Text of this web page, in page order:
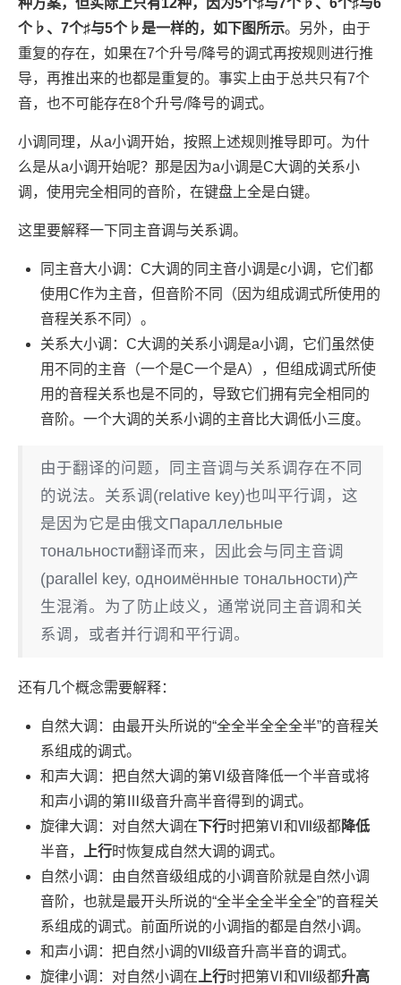
种方案，但实际上只有12种，因为5个♯与7个♭、6个♯与6
个♭、7个♯与5个♭是一样的，如下图所示。另外，由于
重复的存在，如果在7个升号/降号的调式再按规则进行推
导，再推出来的也都是重复的。事实上由于总共只有7个
音，也不可能存在8个升号/降号的调式。
小调同理，从a小调开始，按照上述规则推导即可。为什
么是从a小调开始呢？那是因为a小调是C大调的关系小
调，使用完全相同的音阶，在键盘上全是白键。
这里要解释一下同主音调与关系调。
同主音大小调：C大调的同主音小调是c小调，它们都
使用C作为主音，但音阶不同（因为组成调式所使用的
音程关系不同）。
关系大小调：C大调的关系小调是a小调，它们虽然使
用不同的主音（一个是C一个是A），但组成调式所使
用的音程关系也是不同的，导致它们拥有完全相同的
音阶。一个大调的关系小调的主音比大调低小三度。
由于翻译的问题，同主音调与关系调存在不同
的说法。关系调(relative key)也叫平行调，这
是因为它是由俄文Параллельные
тональности翻译而来，因此会与同主音调
(parallel key, одноимённые тональности)产
生混淆。为了防止歧义，通常说同主音调和关
系调，或者并行调和平行调。
还有几个概念需要解释：
自然大调：由最开头所说的“全全半全全全半”的音程关
系组成的调式。
和声大调：把自然大调的第Ⅵ级音降低一个半音或将
和声小调的第Ⅲ级音升高半音得到的调式。
旋律大调：对自然大调在下行时把第Ⅵ和Ⅶ级都降低
半音，
上行时恢复成自然大调的调式。
自然小调：由自然音级组成的小调音阶就是自然小调
音阶，也就是最开头所说的“全半全全半全全”的音程关
系组成的调式。前面所说的小调指的都是自然小调。
和声小调：把自然小调的Ⅶ级音升高半音的调式。
旋律小调：对自然小调在 上行时把第Ⅵ和Ⅶ级都升高